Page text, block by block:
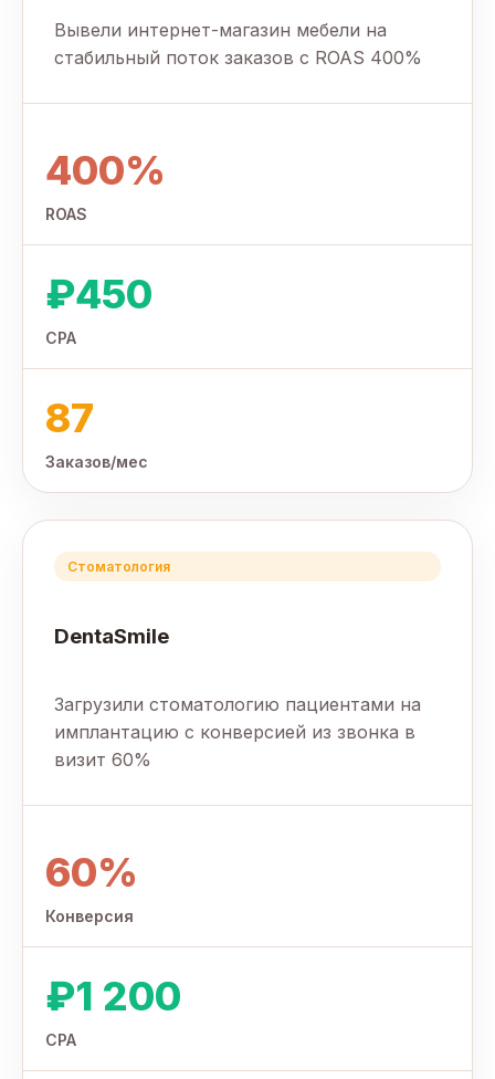
Вывели интернет-магазин мебели на
стабильный поток заказов с ROAS 400%
400%
ROAS
₽450
CPA
87
Заказов/мес
Стоматология
DentaSmile
Загрузили стоматологию пациентами на
имплантацию с конверсией из звонка в
визит 60%
60%
Конверсия
₽1 200
CPA